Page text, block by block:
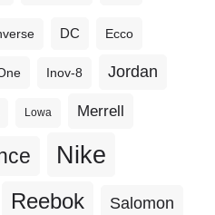
DC Ecco
Inov-8 Jordan
Lowa Merrell
Nike
Reebok Salomon